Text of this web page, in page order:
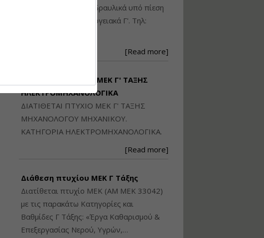
Μηχανικού: Η/Μ Γ', Υδραυλικά υπό πίεση
Β', Βιομηχανικά - Ενεργειακά Γ'. Τηλ:
[Read more]
ΔΙΑΤΙΘΕΤΑΙ ΠΤΥΧΙΟ ΜΕΚ Γ' ΤΑΞΗΣ
ΗΛΕΚΤΡΟΜΗΧΑΝΟΛΟΓΙΚΑ
ΔΙΑΤΙΘΕΤΑΙ ΠΤΥΧΙΟ ΜΕΚ Γ' ΤΑΞΗΣ
ΜΗΧΑΝΟΛΟΓΟΥ ΜΗΧΑΝΙΚΟΥ.
ΚΑΤΗΓΟΡΙΑ ΗΛΕΚΤΡΟΜΗΧΑΝΟΛΟΓΙΚΑ.
[Read more]
Διάθεση πτυχίου ΜΕΚ Γ Τάξης
Διατίθεται πτυχίο ΜΕΚ (ΑΜ ΜΕΚ 33042)
με τις παρακάτω Κατηγορίες και
Βαθμίδες Γ Τάξης: «Έργα Καθαρισμού &
Επεξεργασίας Νερού, Υγρών,…
Ταυτότητα Κτιρίου/
και Πράξη (2024)
Πολεοδομικού
Σχεδιασμού Εντός
Ορίων Πόλεων και
Οικισμών και Εκτός
Εισηγήτρια:
Τιμή από: €145.00
Διάρκεια: 8 ώρες